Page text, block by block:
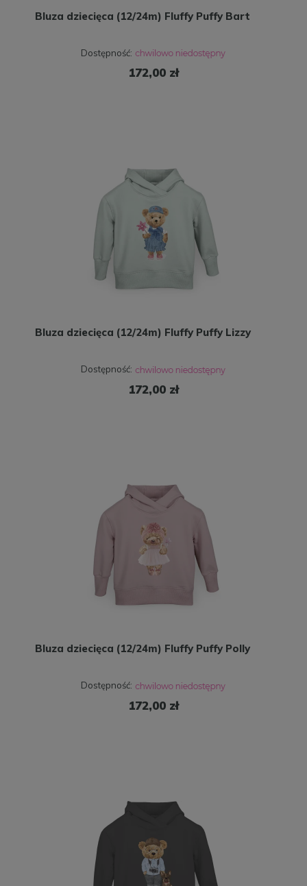
Bluza dziecięca (12/24m) Fluffy Puffy Bart
Dostępność:
172,00 zł
Bluza dziecięca (12/24m) Fluffy Puffy Lizzy
Dostępność:
172,00 zł
Bluza dziecięca (12/24m) Fluffy Puffy Polly
Dostępność:
172,00 zł